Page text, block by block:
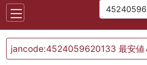
jancode:4524059620133 最安値